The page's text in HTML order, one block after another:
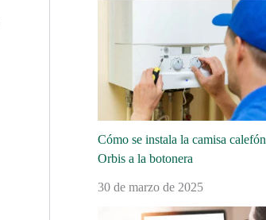
Cómo se instala la camisa calefón
Orbis a la botonera
30 de marzo de 2025